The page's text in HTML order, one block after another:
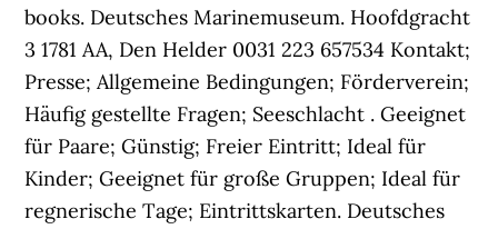
books. Deutsches Marinemuseum. Hoofdgracht
3 1781 AA, Den Helder 0031 223 657534 Kontakt;
Presse; Allgemeine Bedingungen; Förderverein;
Häufig gestellte Fragen; Seeschlacht . Geeignet
für Paare; Günstig; Freier Eintritt; Ideal für
Kinder; Geeignet für große Gruppen; Ideal für
regnerische Tage; Eintrittskarten. Deutsches